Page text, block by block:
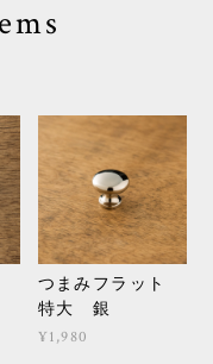
つまみフラット
特大 銀
¥1,980